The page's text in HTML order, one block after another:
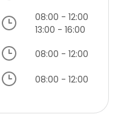
08:00 - 12:00
13:00 - 16:00
08:00 - 12:00
08:00 - 12:00